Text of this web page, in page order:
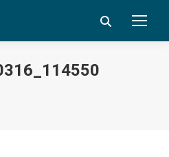
Search: